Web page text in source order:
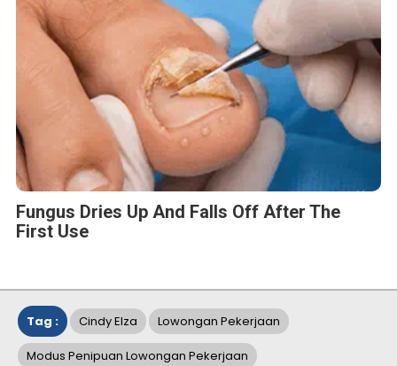
Fungus Dries Up And Falls Off After The
First Use
Tag : Cindy Elza Lowongan Pekerjaan
Modus Penipuan Lowongan Pekerjaan